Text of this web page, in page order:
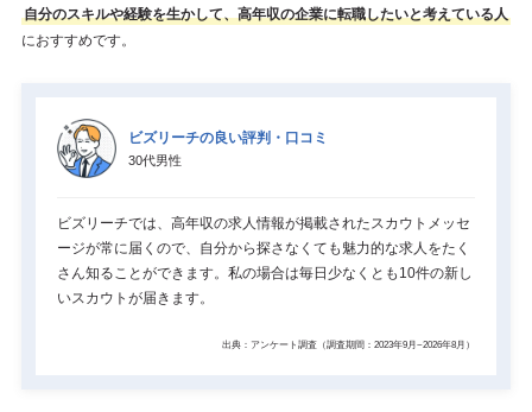
自分のスキルや経験を生かして、高年収の企業に転職したいと考えている人
におすすめです。
ビズリーチの良い評判・口コミ
30代男性
ビズリーチでは、高年収の求人情報が掲載されたスカウトメッセ
ージが常に届くので、自分から探さなくても魅力的な求人をたく
さん知ることができます。私の場合は毎日少なくとも10件の新し
いスカウトが届きます。
出典：アンケート調査（調査期間：2023年9月~2026年8月）